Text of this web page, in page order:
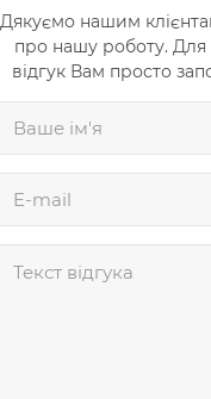
Дякуємо нашим
про нашу роботу.
відгук Вам просто